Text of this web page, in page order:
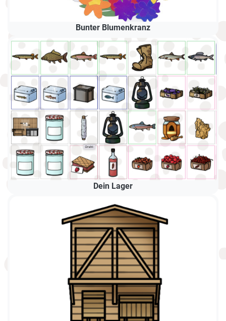
Bunter Blumenkranz
Dein Lager